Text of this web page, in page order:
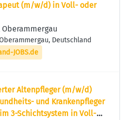
(m/w/d) in Voll- oder
Deutschland
JOBS.de
Altenpfleger (m/w/d)
und Krankenpfleger
3-Schichtsystem in Voll-